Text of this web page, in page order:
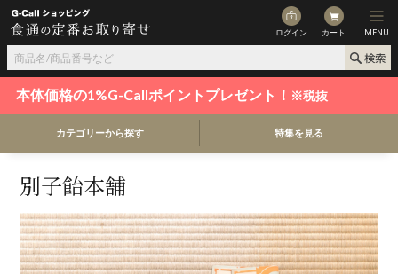
ログイン カート MENU
本体価格の1%G-Callポイントプレゼント！ ※税抜
カテゴリーから探す 特集を見る
別子飴本舗